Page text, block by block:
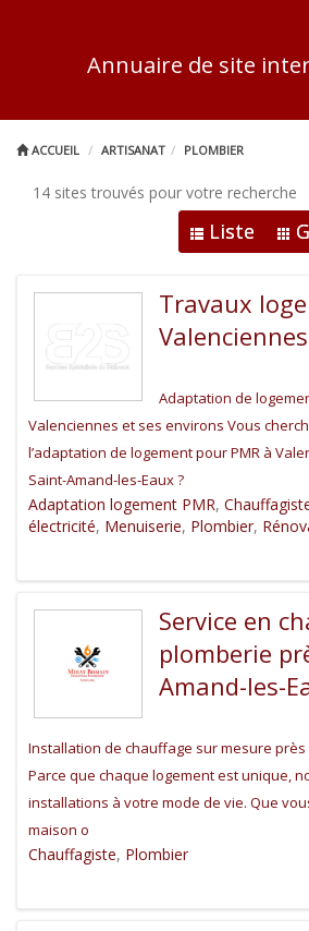
Annuaire de site
ACCUEIL ARTISANAT PLOMBIER
14 sites trouvés pour votre recherche
Liste
Travaux
Valenciennes
Adaptation de
Valenciennes et ses environs Vous
l’adaptation de logement pour PMR à
Saint-Amand-les-Eaux ?
Adaptation logement PMR,
électricité, Menuiserie, Plombier,
Service en
plomberie
Amand-les-
Installation de chauffage sur mesure
Parce que chaque logement est unique,
installations à votre mode de vie. Que
maison o
Chauffagiste, Plombier